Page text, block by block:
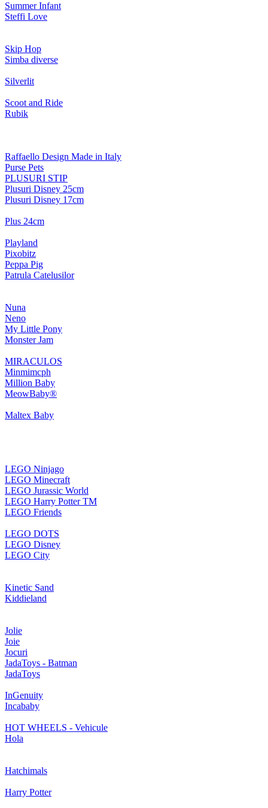
Summer Infant
Steffi Love
Skip Hop
Simba diverse
Silverlit
Scoot and Ride
Rubik
Raffaello Design Made in Italy
Purse Pets
PLUSURI STIP
Plusuri Disney 25cm
Plusuri Disney 17cm
Plus 24cm
Playland
Pixobitz
Peppa Pig
Patrula Catelusilor
Nuna
Neno
My Little Pony
Monster Jam
MIRACULOS
Minmimcph
Million Baby
MeowBaby®
Maltex Baby
LEGO Ninjago
LEGO Minecraft
LEGO Jurassic World
LEGO Harry Potter TM
LEGO Friends
LEGO DOTS
LEGO Disney
LEGO City
Kinetic Sand
Kiddieland
Jolie
Joie
Jocuri
JadaToys - Batman
JadaToys
InGenuity
Incababy
HOT WHEELS - Vehicule
Hola
Hatchimals
Harry Potter